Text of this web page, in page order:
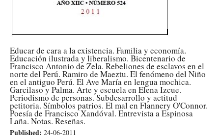
Educar de cara a la existencia. Familia y economía.
Educación ilustrada y liberalismo. Bicentenario de
Francisco Antonio de Zela. Rebeliones de esclavos en el
norte del Perú. Ramiro de Maeztu. El fenómeno del Niño
en el antiguo Perú. El Ave María en lengua mochica.
Garcilaso y Palma. Arte y escuela en Elena Izcue.
Periodismo de personas. Subdesarrollo y actitud
petitoria. Símbolos patrios. El mal en Flannery O'Connor.
Poesía de Francisco Xandóval. Entrevista a Espinosa
Laña. Notas. Reseñas.
Published: 24-06-2011